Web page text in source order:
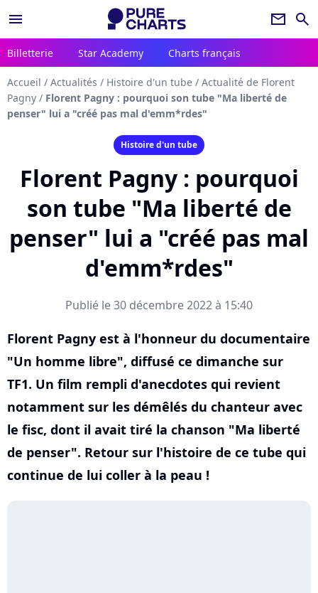
menu newsletter search
Billetterie Star Academy Charts français
Accueil / Actualités / Histoire d'un tube / Actualité de Florent
Pagny / Florent Pagny : pourquoi son tube "Ma liberté de
penser" lui a "créé pas mal d'emm*rdes"
Histoire d'un tube
Florent Pagny : pourquoi
son tube "Ma liberté de
penser" lui a "créé pas mal
d'emm*rdes"
Publié le 30 décembre 2022 à 15:40
Florent Pagny est à l'honneur du documentaire
"Un homme libre", diffusé ce dimanche sur
TF1. Un film rempli d'anecdotes qui revient
notamment sur les démêlés du chanteur avec
le fisc, dont il avait tiré la chanson "Ma liberté
de penser". Retour sur l'histoire de ce tube qui
continue de lui coller à la peau !